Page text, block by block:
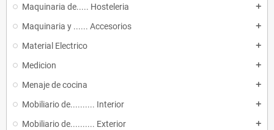
Maquinaria de..... Hosteleria add
Maquinaria y ...... Accesorios add
Material Electrico add
Medicion add
Menaje de cocina add
Mobiliario de.......... Interior add
Mobiliario de.......... Exterior add